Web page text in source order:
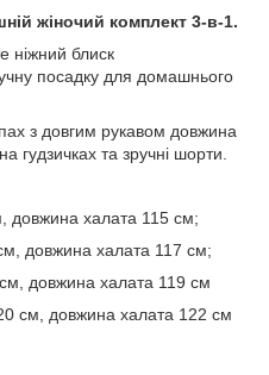
жіночий комплект 3-в-1.
ніжний блиск
посадку для домашнього
з довгим рукавом довжина
гудзичках та зручні шорти.
довжина халата 115 см;
довжина халата 117 см;
довжина халата 119 см
см, довжина халата 122 см